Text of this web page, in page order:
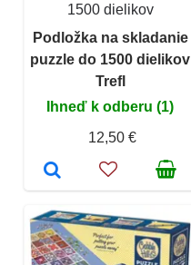
1500 dielikov
Podložka na skladanie
puzzle do 1500 dielikov
Trefl
Ihneď k odberu (1)
12,50 €